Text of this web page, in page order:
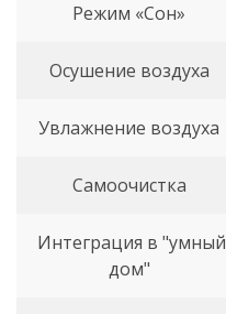
Режим «Сон»
Осушение воздуха
Увлажнение воздуха
Самоочистка
Интеграция в "умный
дом"